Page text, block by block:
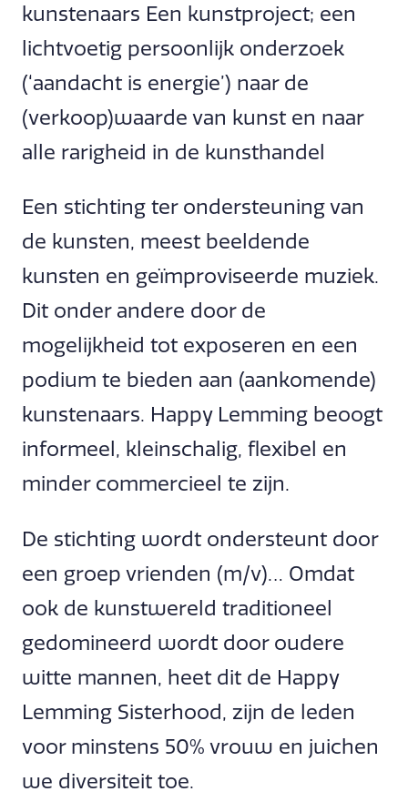
kunstenaars Een kunstproject; een
lichtvoetig persoonlijk onderzoek
(‘aandacht is energie’) naar de
(verkoop)waarde van kunst en naar
alle rarigheid in de kunsthandel
Een stichting ter ondersteuning van
de kunsten, meest beeldende
kunsten en geïmproviseerde muziek.
Dit onder andere door de
mogelijkheid tot exposeren en een
podium te bieden aan (aankomende)
kunstenaars. Happy Lemming beoogt
informeel, kleinschalig, flexibel en
minder commercieel te zijn.
De stichting wordt ondersteunt door
een groep vrienden (m/v)… Omdat
ook de kunstwereld traditioneel
gedomineerd wordt door oudere
witte mannen, heet dit de Happy
Lemming Sisterhood, zijn de leden
voor minstens 50% vrouw en juichen
we diversiteit toe.